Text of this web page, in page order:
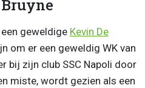
geweldige Kevin De
om er een geweldig WK van
bij zijn club SSC Napoli door
miste, wordt gezien als een